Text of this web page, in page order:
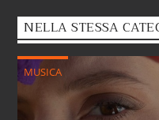
NELLA STESSA
MUSICA